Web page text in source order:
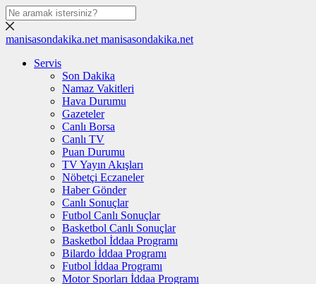
manisasondakika.net manisasondakika.net
Servis
Son Dakika
Namaz Vakitleri
Hava Durumu
Gazeteler
Canlı Borsa
Canlı TV
Puan Durumu
TV Yayın Akışları
Nöbetçi Eczaneler
Haber Gönder
Canlı Sonuçlar
Futbol Canlı Sonuçlar
Basketbol Canlı Sonuçlar
Basketbol İddaa Programı
Bilardo İddaa Programı
Futbol İddaa Programı
Motor Sporları İddaa Programı